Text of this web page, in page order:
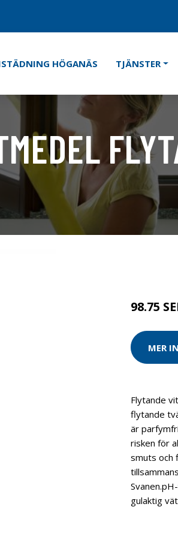
HÖGANÄS TJÄNSTER
98.75
MER
Flytande
flytande
är
risken för
smuts och
gulaktig